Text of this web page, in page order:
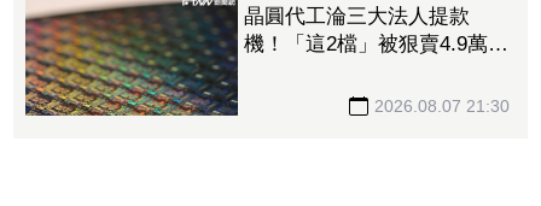
晶圓代工淪三大法人提款
機！「這2檔」被狠賣4.9萬
2026.08.07 21:30